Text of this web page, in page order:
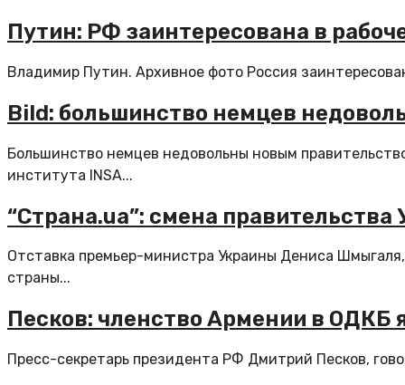
Путин: РФ заинтересована в
Владимир Путин. Архивное фото Россия
Bild: большинство немцев
Большинство немцев недовольны новым
института INSA...
“Страна.ua”: смена
Отставка премьер-министра Украины Дениса
страны...
Песков: членство Армении в ОДКБ
Пресс-секретарь президента РФ Дмитрий Песков,